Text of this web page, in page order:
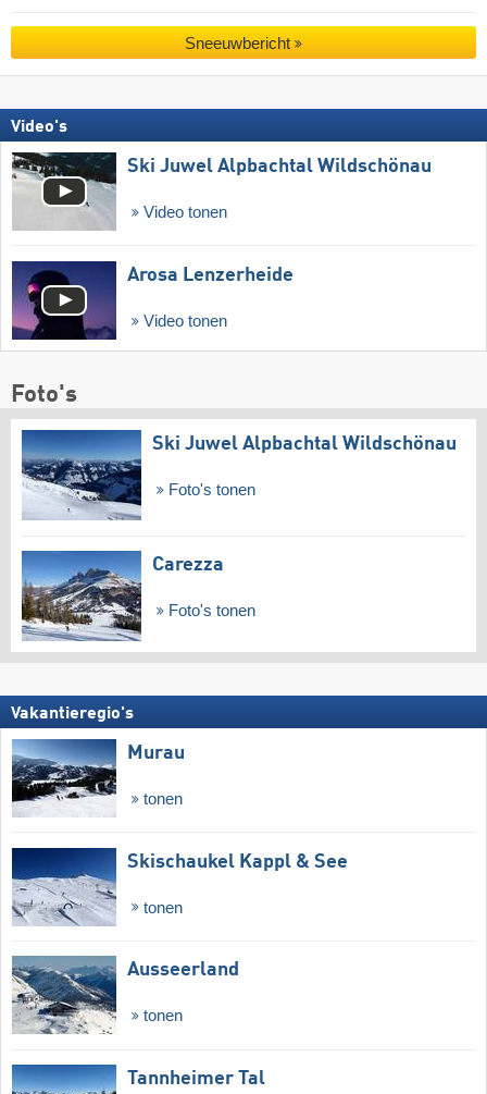
Sneeuwbericht
Video's
Ski Juwel Alpbachtal Wildschönau
Video tonen
Arosa Lenzerheide
Video tonen
Foto's
Ski Juwel Alpbachtal Wildschönau
Foto's tonen
Carezza
Foto's tonen
Vakantieregio's
Murau
tonen
Skischaukel Kappl & See
tonen
Ausseerland
tonen
Tannheimer Tal